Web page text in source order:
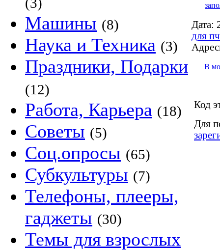
Машины (8)
Наука и Техника (3)
Праздники, Подарки
(12)
Работа, Карьера (18)
Советы (5)
Соц.опросы (65)
Субкультуры (7)
Телефоны, плееры,
гаджеты (30)
Темы для взрослых
Дата:
для пч
В
Код
Для